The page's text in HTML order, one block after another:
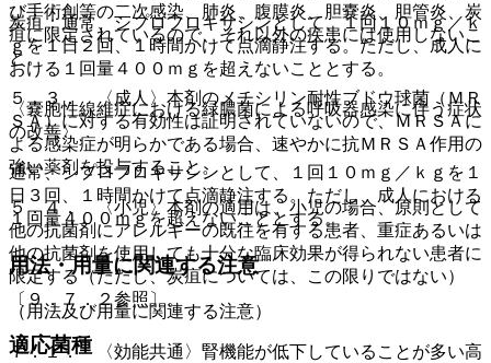
び手術創等の二次感染、肺炎、腹膜炎、胆嚢炎、胆管炎、炭
疽に限定されているので、それ以外の疾患には使用しないこ
と。
５．３． 〈成人〉本剤のメチシリン耐性ブドウ球菌（ＭＲ
ＳＡ）に対する有効性は証明されていないので、ＭＲＳＡに
よる感染症が明らかである場合、速やかに抗ＭＲＳＡ作用の
強い薬剤を投与すること。
５．４． 〈小児〉本剤の適用は、小児の場合、原則として
他の抗菌剤にアレルギーの既往を有する患者、重症あるいは
他の抗菌剤を使用しても十分な臨床効果が得られない患者に
限定する（ただし、炭疽については、この限りではない）
〔９．７．２参照〕。
適応菌種
炭疽：通常、シプロフロキサシンとして、１回１０ｍｇ／ｋ
ｇを１日２回、１時間かけて点滴静注する。ただし、成人に
おける１回量４００ｍｇを超えないこととする。
〈嚢胞性線維症における緑膿菌による呼吸器感染に伴う症状
の改善〉
通常、シプロフロキサシンとして、１回１０ｍｇ／ｋｇを１
日３回、１時間かけて点滴静注する。ただし、成人における
１回量４００ｍｇを超えないこととする。
用法・用量に関連する注意
（用法及び用量に関連する注意）
７．１． 〈効能共通〉腎機能が低下していることが多い高